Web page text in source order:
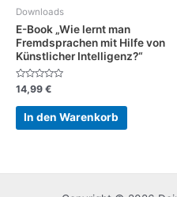
Downloads
E-Book „Wie lernt man
Fremdsprachen mit Hilfe von
Künstlicher Intelligenz?“
Bewertet
mit
0
von
14,99 €
In den Warenkorb